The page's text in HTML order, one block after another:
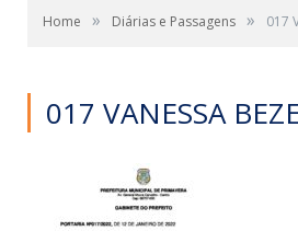
Home » Diárias e Passagens » 017
017 VANESSA